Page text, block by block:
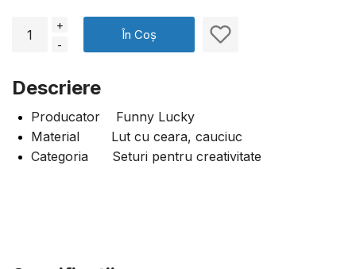
+
-
În Coș
Descriere
Producator Funny Lucky
Material Lut cu ceara, cauciuc
Categoria Seturi pentru creativitate